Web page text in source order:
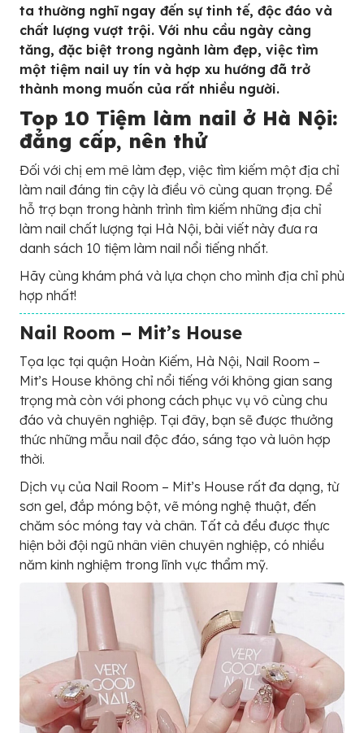
ta thường nghĩ ngay đến sự tinh tế, độc đáo và
chất lượng vượt trội. Với nhu cầu ngày càng
tăng, đặc biệt trong ngành làm đẹp, việc tìm
một tiệm nail uy tín và hợp xu hướng đã trở
thành mong muốn của rất nhiều người.
Top 10 Tiệm làm nail ở Hà Nội:
đẳng cấp, nên thử
Đối với chị em mê làm đẹp, việc tìm kiếm một địa chỉ
làm nail đáng tin cậy là điều vô cùng quan trọng. Để
hỗ trợ bạn trong hành trình tìm kiếm những địa chỉ
làm nail chất lượng tại Hà Nội, bài viết này đưa ra
danh sách 10 tiệm làm nail nổi tiếng nhất.
Hãy cùng khám phá và lựa chọn cho mình địa chỉ phù
hợp nhất!
Nail Room – Mit’s House
Tọa lạc tại quận Hoàn Kiếm, Hà Nội, Nail Room –
Mit’s House không chỉ nổi tiếng với không gian sang
trọng mà còn với phong cách phục vụ vô cùng chu
đáo và chuyên nghiệp. Tại đây, bạn sẽ được thưởng
thức những mẫu nail độc đáo, sáng tạo và luôn hợp
thời.
Dịch vụ của Nail Room – Mit’s House rất đa dạng, từ
sơn gel, đắp móng bột, vẽ móng nghệ thuật, đến
chăm sóc móng tay và chân. Tất cả đều được thực
hiện bởi đội ngũ nhân viên chuyên nghiệp, có nhiều
năm kinh nghiệm trong lĩnh vực thẩm mỹ.